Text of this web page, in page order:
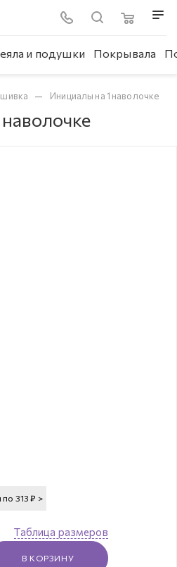
и подушки Покрывала
— Инициалы на 1 наволочке
по 313 ₽ >
Таблица размеров
В КОРЗИНУ